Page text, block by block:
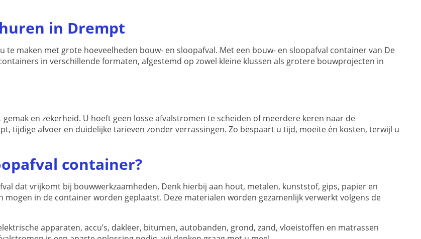
productpagina
in Drempt
maken met grote hoeveelheden bouw- en sloopafval. Met een bouw- en sloopafval container van De
in verschillende formaten, afgestemd op zowel kleine klussen als grotere bouwprojecten in
en zekerheid. U hoeft geen losse afvalstromen te scheiden of meerdere keren naar de
tijdige afvoer en duidelijke tarieven zonder verrassingen. Zo bespaart u tijd, moeite én kosten, terwijl u
container?
dat vrijkomt bij bouwwerkzaamheden. Denk hierbij aan hout, metalen, kunststof, gips, papier en
in de container worden geplaatst. Deze materialen worden gezamenlijk verwerkt volgens de
apparaten, accu’s, dakleer, bitumen, autobanden, grond, zand, vloeistoffen en matrassen